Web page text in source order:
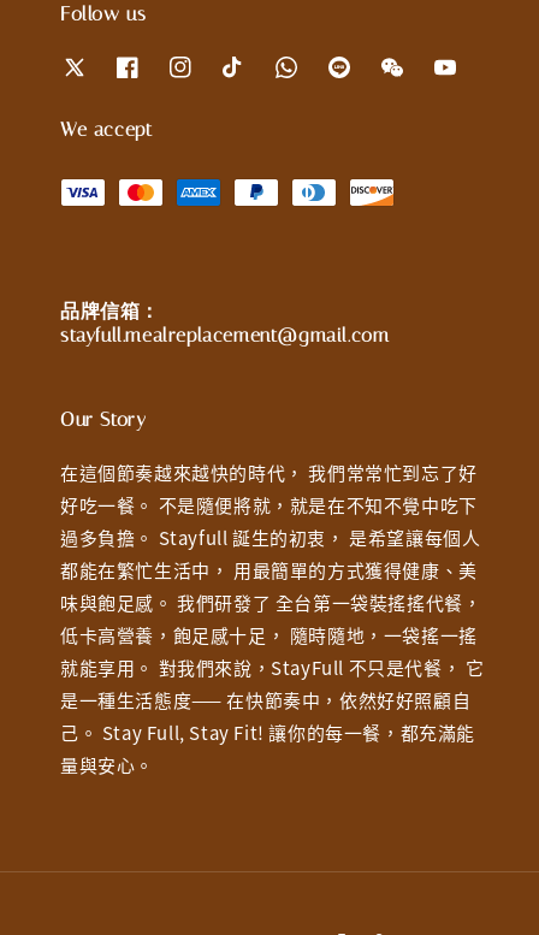
Follow us
We accept
品牌信箱：
stayfull.mealreplacement@gmail.com
Our Story
在這個節奏越來越快的時代， 我們常常忙到忘了好
好吃一餐。 不是隨便將就，就是在不知不覺中吃下
過多負擔。 Stayfull 誕生的初衷， 是希望讓每個人
都能在繁忙生活中， 用最簡單的方式獲得健康、美
味與飽足感。 我們研發了 全台第一袋裝搖搖代餐，
低卡高營養，飽足感十足， 隨時隨地，一袋搖一搖
就能享用。 對我們來說，StayFull 不只是代餐， 它
是一種生活態度—— 在快節奏中，依然好好照顧自
己。 Stay Full, Stay Fit! 讓你的每一餐，都充滿能
量與安心。